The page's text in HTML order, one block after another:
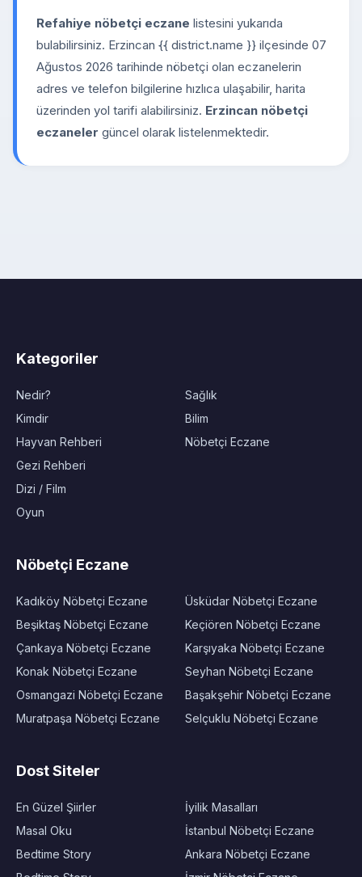
Refahiye nöbetçi eczane listesini yukarıda
bulabilirsiniz. Erzincan {{ district.name }} ilçesinde 07
Ağustos 2026 tarihinde nöbetçi olan eczanelerin
adres ve telefon bilgilerine hızlıca ulaşabilir, harita
üzerinden yol tarifi alabilirsiniz. Erzincan nöbetçi
eczaneler güncel olarak listelenmektedir.
Kategoriler
Nedir?
Kimdir
Hayvan Rehberi
Gezi Rehberi
Dizi / Film
Oyun
Sağlık
Bilim
Nöbetçi Eczane
Nöbetçi Eczane
Kadıköy Nöbetçi Eczane
Beşiktaş Nöbetçi Eczane
Çankaya Nöbetçi Eczane
Konak Nöbetçi Eczane
Osmangazi Nöbetçi Eczane
Muratpaşa Nöbetçi Eczane
Üsküdar Nöbetçi Eczane
Keçiören Nöbetçi Eczane
Karşıyaka Nöbetçi Eczane
Seyhan Nöbetçi Eczane
Başakşehir Nöbetçi Eczane
Selçuklu Nöbetçi Eczane
Dost Siteler
En Güzel Şiirler
Masal Oku
Bedtime Story
İyilik Masalları
İstanbul Nöbetçi Eczane
Ankara Nöbetçi Eczane